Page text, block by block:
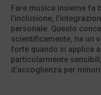
Fare musica insieme fa
l'inclusione,
personale. Questo
scientificamente, ha un
forte quando si applica
particolarmente
d'accoglienza per minori